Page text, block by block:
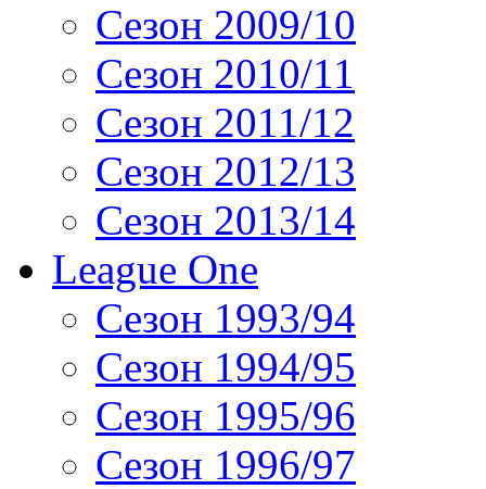
Сезон 2009/10
Сезон 2010/11
Сезон 2011/12
Сезон 2012/13
Сезон 2013/14
League One
Сезон 1993/94
Сезон 1994/95
Сезон 1995/96
Сезон 1996/97